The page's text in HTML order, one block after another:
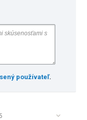
používateľ.
5